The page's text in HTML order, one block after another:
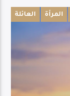
العائلة المرأة